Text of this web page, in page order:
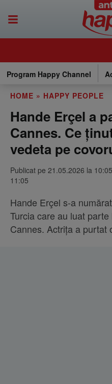
Program Happy Channel
HOME » HAPPY PEOPLE
Hande Erçel a
Cannes. Ce
vedeta pe
Publicat pe 21.05.2026 la
11:05
Hande Erçel s-a
Turcia care au luat
Cannes. Actrița a purtat